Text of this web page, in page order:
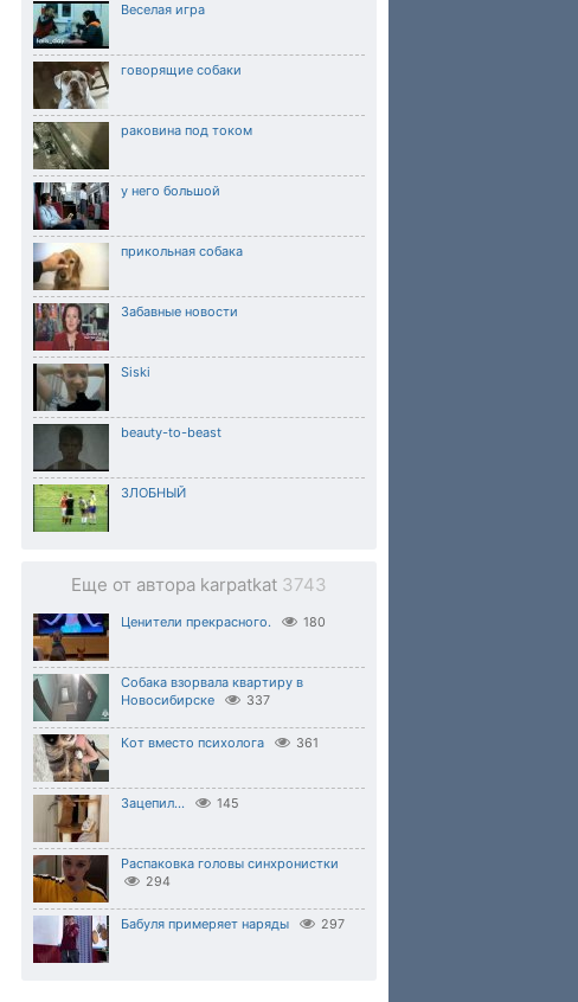
Веселая игра
говорящие собаки
раковина под током
у него большой
прикольная собака
Забавные новости
Siski
beauty-to-beast
ЗЛОБНЫЙ
Еще от автора karpatkat 3743
Ценители прекрасного. 180
Собака взорвала квартиру в
Новосибирске
337
Кот вместо психолога 361
Зацепил... 145
Распаковка головы синхронистки
294
Бабуля примеряет наряды 297